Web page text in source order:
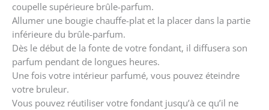
coupelle supérieure brûle-parfum.
Allumer une bougie chauffe-plat et la placer dans la partie
inférieure du brûle-parfum.
Dès le début de la fonte de votre fondant, il diffusera son
parfum pendant de longues heures.
Une fois votre intérieur parfumé, vous pouvez éteindre
votre bruleur.
Vous pouvez réutiliser votre fondant jusqu’à ce qu’il ne